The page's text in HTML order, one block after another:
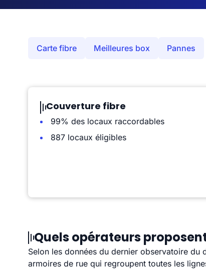
Carte fibre Meilleures box Pannes
Couverture fibre
99% des locaux raccordables
887 locaux éligibles
Quels opérateurs
Selon les données du dernier observatoire du
armoires de rue qui regroupent toutes les